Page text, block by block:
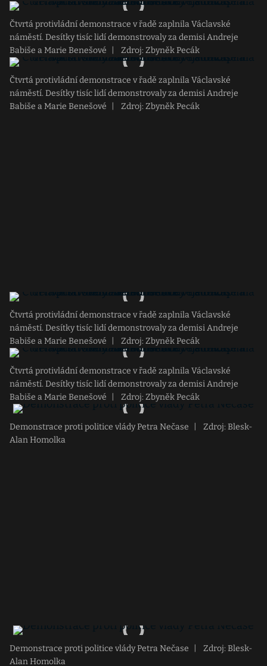
Čtvrtá protivládní demonstrace v řadě zaplnila Václavské
náměstí. Desítky tisíc lidí demonstrovaly za demisi Andreje
Babiše a Marie Benešové
Zdroj: Zbyněk Pecák
Čtvrtá protivládní demonstrace v řadě zaplnila Václavské
náměstí. Desítky tisíc lidí demonstrovaly za demisi Andreje
Babiše a Marie Benešové
Zdroj: Zbyněk Pecák
Čtvrtá protivládní demonstrace v řadě zaplnila Václavské
náměstí. Desítky tisíc lidí demonstrovaly za demisi Andreje
Babiše a Marie Benešové
Zdroj: Zbyněk Pecák
Čtvrtá protivládní demonstrace v řadě zaplnila Václavské
náměstí. Desítky tisíc lidí demonstrovaly za demisi Andreje
Babiše a Marie Benešové
Zdroj: Zbyněk Pecák
Demonstrace proti politice vlády Petra Nečase
Zdroj: Blesk-
Alan Homolka
Demonstrace proti politice vlády Petra Nečase
Zdroj: Blesk-
Alan Homolka